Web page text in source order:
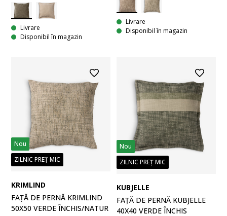
Livrare
Disponibil în magazin
Livrare
Disponibil în magazin
Nou
ZILNIC PREȚ MIC
KRIMLIND
FAȚĂ DE PERNĂ KRIMLIND
50X50 VERDE ÎNCHIS/NATUR
Nou
ZILNIC PREȚ MIC
KUBJELLE
FAȚĂ DE PERNĂ KUBJELLE
40X40 VERDE ÎNCHIS